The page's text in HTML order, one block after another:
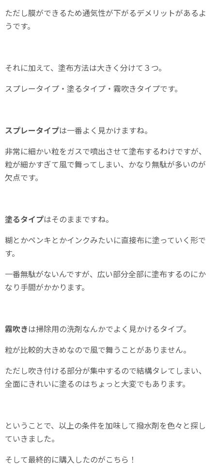
ただし膜ができるため通気性が下がるデメリットがあるよ
うです。
それに加えて、塗布方法は大きく分けて３つ。
スプレータイプ・塗るタイプ・霧吹きタイプです。
スプレータイプは一番よく見かけますね。
非常に細かい粒をガスで噴出させて塗布するわけですが、
粒が細かすぎて風で舞ってしまい、かなり無駄が多いのが
欠点です。
塗るタイプはそのままですね。
糊とかペンキとかインクみたいに直接布に塗っていく形で
す。
一番無駄がないんですが、広い部分全部に塗布するのにか
なり手間がかかります。
霧吹きは掃除用の洗剤なんかでよく見かけるタイプ。
粒が比較的大きめなので風で舞うことがありません。
ただし吹き付ける部分が集中するので結構タレてしまい、
全面にきれいに塗るのはちょっと大変でもあります。
ということで、以上の条件を加味して撥水剤を色々と探し
ていきました。
そして最終的に購入したのがこちら！